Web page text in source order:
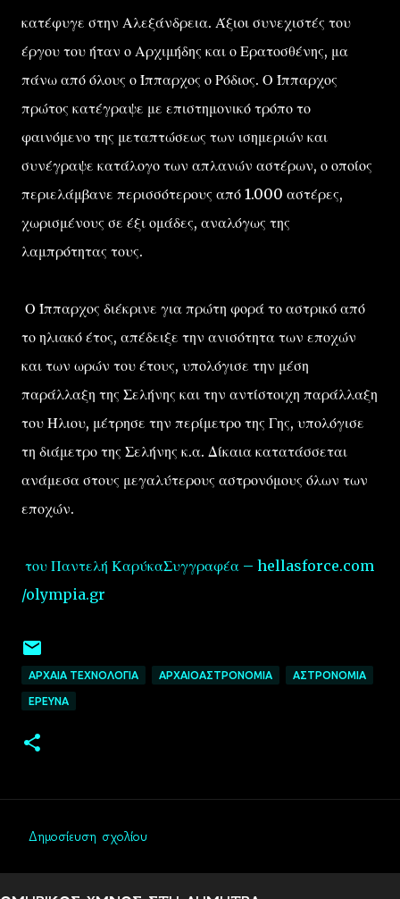
κατέφυγε στην Αλεξάνδρεια. Άξιοι συνεχιστές του
έργου του ήταν ο Αρχιμήδης και ο Ερατοσθένης, μα
πάνω από όλους ο Ίππαρχος ο Ρόδιος. Ο Ίππαρχος
πρώτος κατέγραψε με επιστημονικό τρόπο το
φαινόμενο της μεταπτώσεως των ισημεριών και
συνέγραψε κατάλογο των απλανών αστέρων, ο οποίος
περιελάμβανε περισσότερους από 1.000 αστέρες,
χωρισμένους σε έξι ομάδες, αναλόγως της
λαμπρότητας τους.
Ο Ίππαρχος διέκρινε για πρώτη φορά το αστρικό από
το ηλιακό έτος, απέδειξε την ανισότητα των εποχών
και των ωρών του έτους, υπολόγισε την μέση
παράλλαξη της Σελήνης και την αντίστοιχη παράλλαξη
του Ήλιου, μέτρησε την περίμετρο της Γης, υπολόγισε
τη διάμετρο της Σελήνης κ.α. Δίκαια κατατάσσεται
ανάμεσα στους μεγαλύτερους αστρονόμους όλων των
εποχών.
του Παντελή ΚαρύκαΣυγγραφέα – hellasforce.com
/olympia.gr
ΑΡΧΑΙΑ ΤΕΧΝΟΛΟΓΙΑ ΑΡΧΑΙΟΑΣΤΡΟΝΟΜΙΑ ΑΣΤΡΟΝΟΜΙΑ
EΡΕΥΝΑ
Δημοσίευση σχολίου